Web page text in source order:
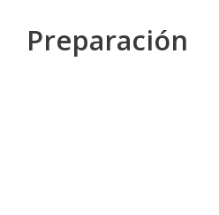
Preparación